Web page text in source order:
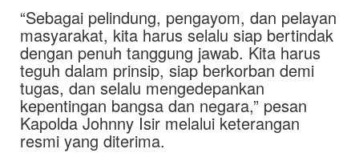
“Sebagai pelindung, pengayom, dan pelayan
masyarakat, kita harus selalu siap bertindak
dengan penuh tanggung jawab. Kita harus
teguh dalam prinsip, siap berkorban demi
tugas, dan selalu mengedepankan
kepentingan bangsa dan negara,” pesan
Kapolda Johnny Isir melalui keterangan
resmi yang diterima.